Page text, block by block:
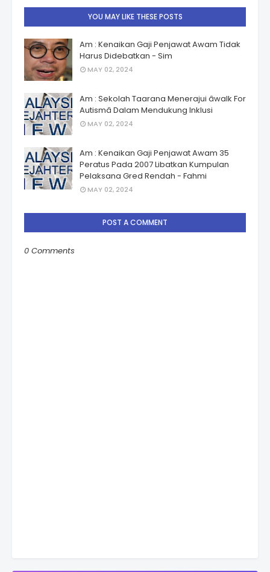
YOU MAY LIKE THESE POSTS
Am : Kenaikan Gaji Penjawat Awam Tidak
Harus Didebatkan - Sim
MAY 02, 2024
Am : Sekolah Taarana Menerajui âwalk For
Autismâ Dalam Mendukung Inklusi
MAY 02, 2024
Am : Kenaikan Gaji Penjawat Awam 35
Peratus Pada 2007 Libatkan Kumpulan
Pelaksana Gred Rendah - Fahmi
MAY 02, 2024
POST A COMMENT
0 Comments